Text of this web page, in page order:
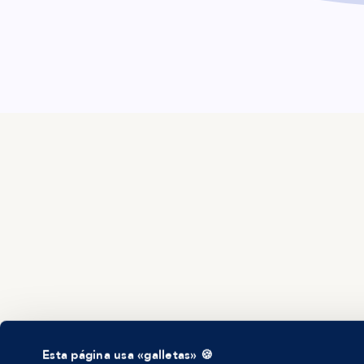
Esta página usa «galletas» 🍪